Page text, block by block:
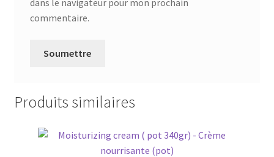
dans le navigateur pour mon prochain
commentaire.
Produits similaires